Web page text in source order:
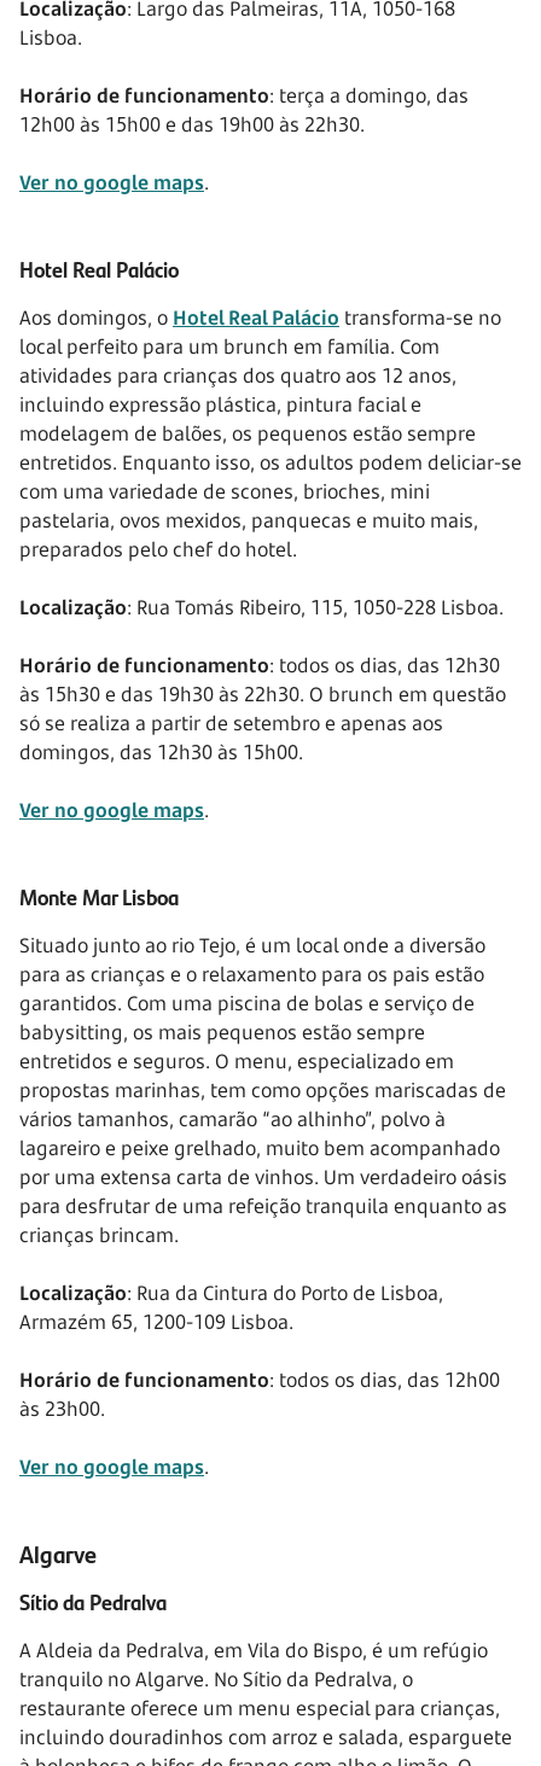
Localização: Largo das Palmeiras, 11A, 1050-168
Lisboa.
Horário de funcionamento: terça a domingo, das
12h00 às 15h00 e das 19h00 às 22h30.
Ver no google maps.
Hotel Real Palácio
Aos domingos, o Hotel Real Palácio transforma-se no
local perfeito para um brunch em família. Com
atividades para crianças dos quatro aos 12 anos,
incluindo expressão plástica, pintura facial e
modelagem de balões, os pequenos estão sempre
entretidos. Enquanto isso, os adultos podem deliciar-se
com uma variedade de scones, brioches, mini
pastelaria, ovos mexidos, panquecas e muito mais,
preparados pelo chef do hotel.
Localização: Rua Tomás Ribeiro, 115, 1050-228 Lisboa.
Horário de funcionamento: todos os dias, das 12h30
às 15h30 e das 19h30 às 22h30. O brunch em questão
só se realiza a partir de setembro e apenas aos
domingos, das 12h30 às 15h00.
Ver no google maps.
Monte Mar Lisboa
Situado junto ao rio Tejo, é um local onde a diversão
para as crianças e o relaxamento para os pais estão
garantidos. Com uma piscina de bolas e serviço de
babysitting, os mais pequenos estão sempre
entretidos e seguros. O menu, especializado em
propostas marinhas, tem como opções mariscadas de
vários tamanhos, camarão “ao alhinho”, polvo à
lagareiro e peixe grelhado, muito bem acompanhado
por uma extensa carta de vinhos. Um verdadeiro oásis
para desfrutar de uma refeição tranquila enquanto as
crianças brincam.
Localização: Rua da Cintura do Porto de Lisboa,
Armazém 65, 1200-109 Lisboa.
Horário de funcionamento: todos os dias, das 12h00
às 23h00.
Ver no google maps.
Algarve
Sítio da Pedralva
A Aldeia da Pedralva, em Vila do Bispo, é um refúgio
tranquilo no Algarve. No Sítio da Pedralva, o
restaurante oferece um menu especial para crianças,
incluindo douradinhos com arroz e salada, esparguete